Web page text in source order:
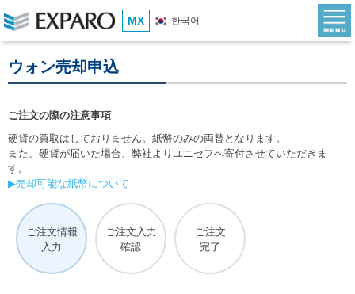
MX 한국어
ウォン売却申込
ご注文の際の注意事項
硬貨の買取はしておりません。紙幣のみの両替となります。
また、硬貨が届いた場合、弊社よりユニセフへ寄付させていただきま
す。
▶売却可能な紙幣について
ご注文情報
入力
ご注文入力
確認
ご注文
完了